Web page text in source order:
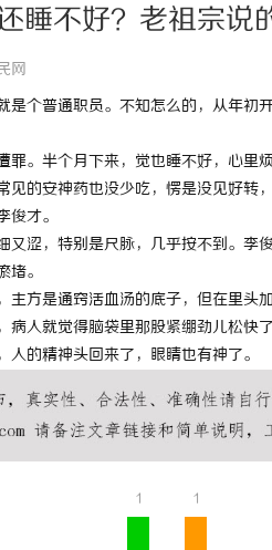
睡不好？老祖宗
网
是个普通职员。不知怎么的，从年
罪。半个月下来，觉也睡不好，心
见的安神药也没少吃，愣是没见好转
才。
又涩，特别是尺脉，几乎按不到。
堵。
主方是通窍活血汤的底子，但在里
病人就觉得脑袋里那股紧绷劲儿松
的精神头回来了，眼睛也有神了。
1 1